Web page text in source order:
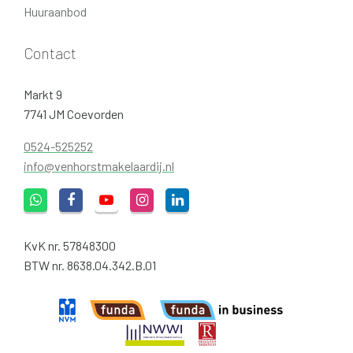
Huuraanbod
Contact
Markt 9
7741 JM Coevorden
0524-525252
info@venhorstmakelaardij.nl
KvK nr. 57848300
BTW nr. 8638.04.342.B.01